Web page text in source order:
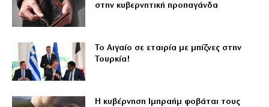
στην κυβερνητική προπαγάνδα
Το Αιγαίο σε εταιρία με μπίζνες στην
Τουρκία!
Η κυβέρνηση Ιμπραήμ φοβάται τους